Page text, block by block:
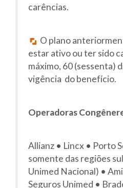
carências.
O plano
estar ativo ou ter sido
máximo, 60 (sessenta)
vigência do benefício.
Operadoras
Allianz • Lincx • Porto
somente das regiões
Unimed Nacional) •
Seguros Unimed •